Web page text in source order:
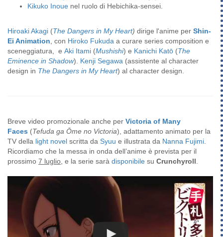
Kikuko Inoue nel ruolo di Hebichika-sensei.
Hiroaki Akagi (The Dangers in My Heart) dirige l'anime per Shin-
Ei Animation , con Hiroko Fukuda a curare series composition e
sceneggiatura, e Aki Itami (Mushishi) e Kanichi Katō (The
Eminence in Shadow). Kenji Segawa (assistente al character
design in The Dangers in My Heart) al character design.
Breve video promozionale anche per Victoria of Many
Faces (Tefuda ga Ōme no Victoria), adattamento animato per la
TV della light novel scritta da Syuu e illustrata da Nanna Fujimi
Ricordiamo che la messa in onda dell’anime è prevista per il
prossimo 7 luglio , e la serie sarà disponibile su Crunchyroll